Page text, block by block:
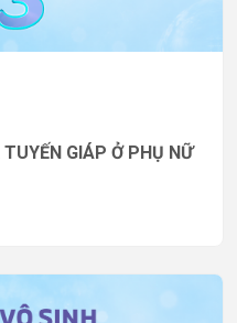
GIÁP Ở PHỤ NỮ